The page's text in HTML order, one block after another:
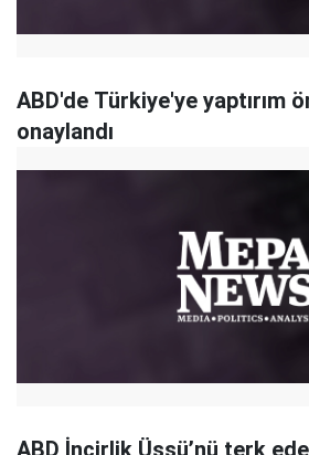
ABD'de Türkiye'ye yaptırım
onaylandı
ABD İncirlik Üssü’nü terk